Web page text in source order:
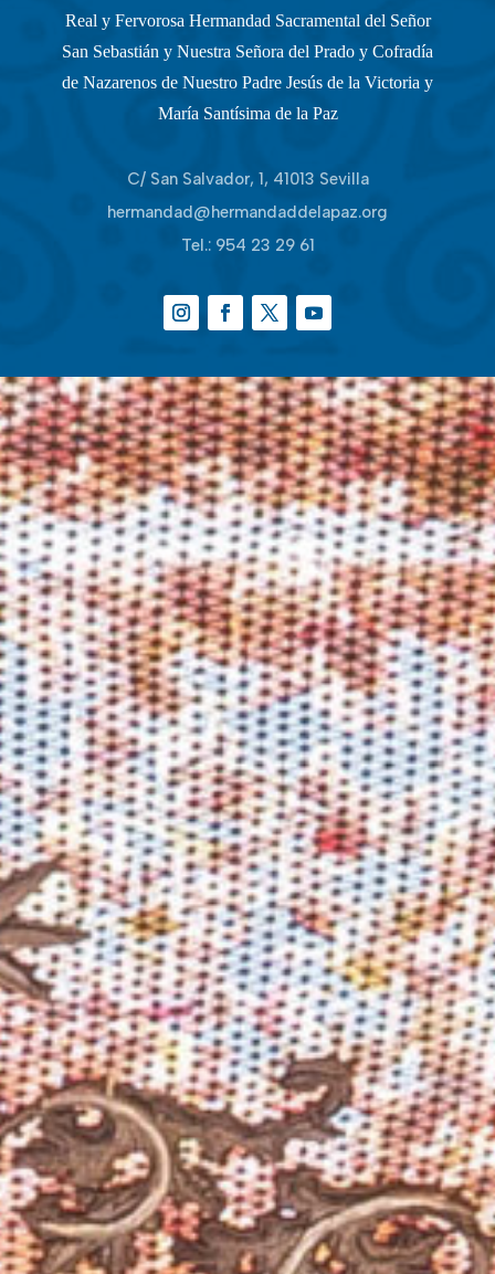
Real y Fervorosa Hermandad Sacramental del Señor
San Sebastián y Nuestra Señora del Prado y Cofradía
de Nazarenos de Nuestro Padre Jesús de la Victoria y
María Santísima de la Paz
C/ San Salvador, 1, 41013 Sevilla
hermandad@hermandaddelapaz.org
Tel.: 954 23 29 61